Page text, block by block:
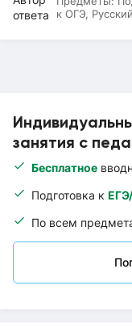
занятия с
Бесплатное
Подготовка к
По всем
к ОГЭ,